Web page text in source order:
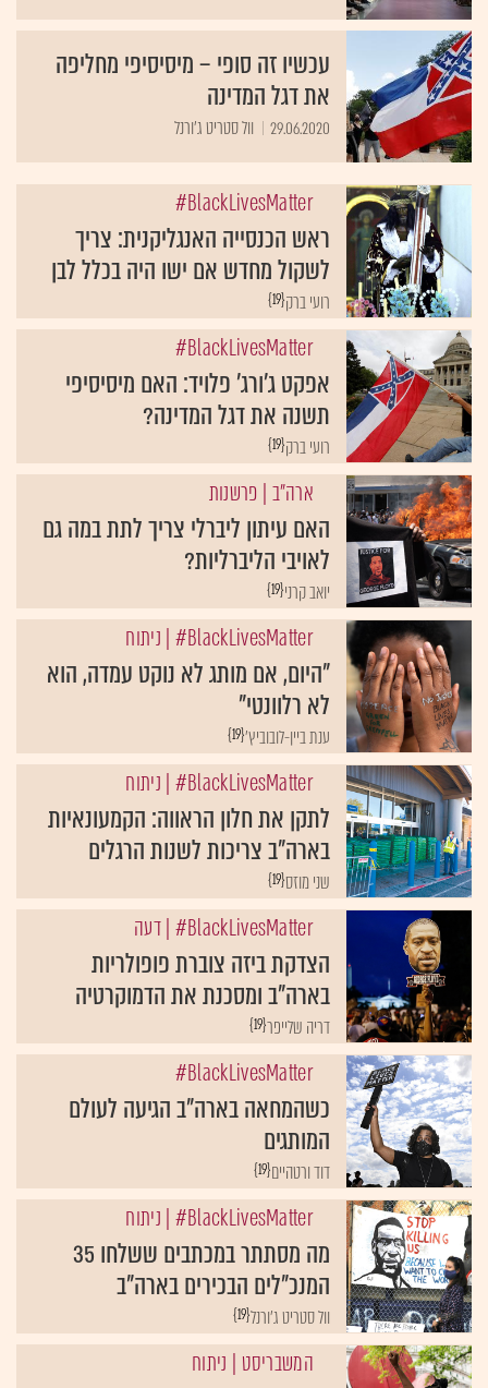
עכשיו זה סופי – מיסיסיפי מחליפה
את דגל המדינה
29.06.2020 וול סטריט ג'ורנל
BlackLivesMatter#
ראש הכנסייה האנגליקנית: צריך
לשקול מחדש אם ישו היה בכלל לבן
{19}רועי ברק
BlackLivesMatter#
אפקט ג'ורג' פלויד: האם מיסיסיפי
תשנה את דגל המדינה?
{19}רועי ברק
ארה"ב | פרשנות
האם עיתון ליברלי צריך לתת במה גם
לאויבי הליברליות?
{19}יואב קרני
BlackLivesMatter# | ניתוח
"היום, אם מותג לא נוקט עמדה, הוא
לא רלוונטי"
{19}ענת ביין-לובוביץ'
BlackLivesMatter# | ניתוח
לתקן את חלון הראווה: הקמעונאיות
בארה"ב צריכות לשנות הרגלים
{19}שני מוזס
BlackLivesMatter# | דעה
הצדקת ביזה צוברת פופולריות
בארה"ב ומסכנת את הדמוקרטיה
{19}דריה שלייפר
BlackLivesMatter#
כשהמחאה בארה"ב הגיעה לעולם
המותגים
{19}דוד ורטהיים
BlackLivesMatter# | ניתוח
מה מסתתר במכתבים ששלחו 35
המנכ"לים הבכירים בארה"ב
{19}וול סטריט ג'ורנל
המשבריסט | ניתוח